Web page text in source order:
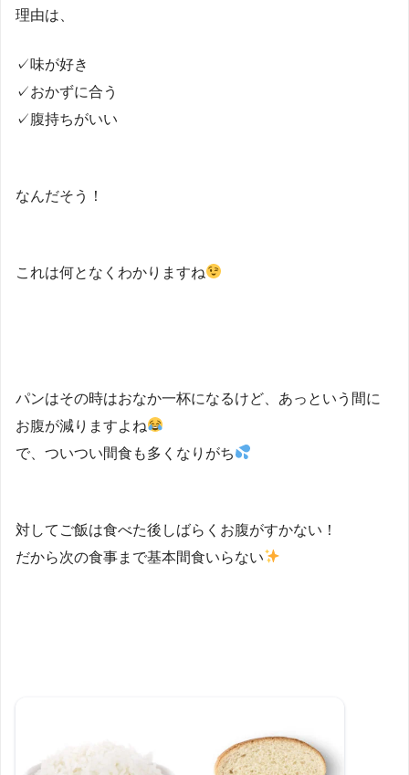
理由は、
✓味が好き
✓おかずに合う
✓腹持ちがいい
なんだそう！
これは何となくわかりますね
パンはその時はおなか一杯になるけど、あっという間に
お腹が減りますよね
で、ついつい間食も多くなりがち
対してご飯は食べた後しばらくお腹がすかない！
だから次の食事まで基本間食いらない